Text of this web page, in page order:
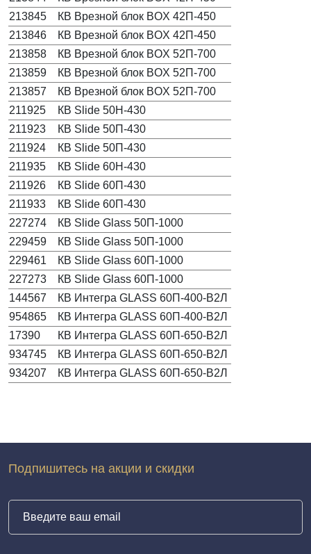
213845
КВ Врезной блок BOX 42П-450
213846
КВ Врезной блок BOX 42П-450
213858
КВ Врезной блок BOX 52П-700
213859
КВ Врезной блок BOX 52П-700
213857
КВ Врезной блок BOX 52П-700
211925
КВ Slide 50Н-430
211923
КВ Slide 50П-430
211924
КВ Slide 50П-430
211935
КВ Slide 60Н-430
211926
КВ Slide 60П-430
211933
КВ Slide 60П-430
227274
КВ Slide Glass 50П-1000
229459
КВ Slide Glass 50П-1000
229461
КВ Slide Glass 60П-1000
227273
КВ Slide Glass 60П-1000
144567
КВ Интегра GLASS 60П-400-В2Л
954865
КВ Интегра GLASS 60П-400-В2Л
17390
КВ Интегра GLASS 60П-650-В2Л
934745
КВ Интегра GLASS 60П-650-В2Л
934207
КВ Интегра GLASS 60П-650-В2Л
Подпишитесь на акции и скидки